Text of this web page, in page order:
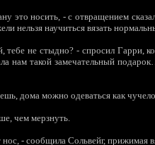
это носить, - с отвращением
нельзя научиться вязать
тебе не стыдно? - спросил Гарри,
нам такой замечательный
дома можно одеваться как
чем мерзнуть.
- сообщила Сольвейг, прижимая